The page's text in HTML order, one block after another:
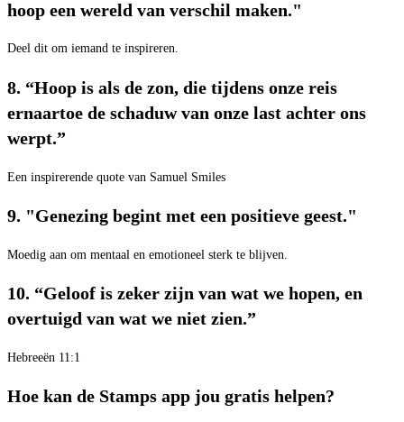
hoop een wereld van verschil maken."
Deel dit om iemand te inspireren.
8. “Hoop is als de zon, die tijdens onze reis
ernaartoe de schaduw van onze last achter ons
werpt.”
Een inspirerende quote van Samuel Smiles
9. "Genezing begint met een positieve geest."
Moedig aan om mentaal en emotioneel sterk te blijven.
10. “Geloof is zeker zijn van wat we hopen, en
overtuigd van wat we niet zien.”
Hebreeën 11:1
Hoe kan de Stamps app jou gratis helpen?